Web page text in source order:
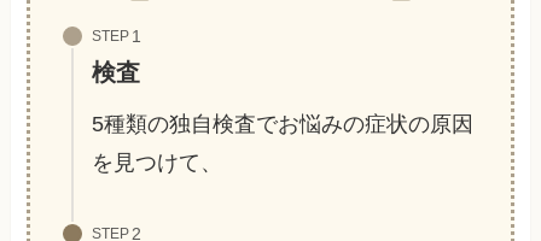
STEP
検査
5種類の独自検査でお悩みの症状の原因
を見つけて、
STEP